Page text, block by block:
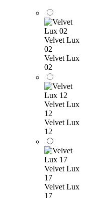
Velvet Lux
02
Velvet Lux
02
Velvet Lux
12
Velvet Lux
12
Velvet Lux
17
Velvet Lux
17